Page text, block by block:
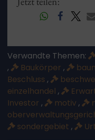
Verwandte Themen:
,
Baukörper ,
Beschluss ,
einzelhandel ,
Investor , motiv ,
sondergebiet ,